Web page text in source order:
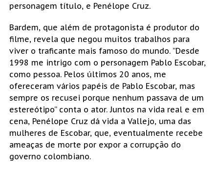
personagem título, e Penélope Cruz.
Bardem, que além de protagonista é produtor do
filme, revela que negou muitos trabalhos para
viver o traficante mais famoso do mundo. “Desde
1998 me intrigo com o personagem Pablo Escobar,
como pessoa. Pelos últimos 20 anos, me
ofereceram vários papéis de Pablo Escobar, mas
sempre os recusei porque nenhum passava de um
estereótipo” conta o ator. Juntos na vida real e em
cena, Penélope Cruz dá vida a Vallejo, uma das
mulheres de Escobar, que, eventualmente recebe
ameaças de morte por expor a corrupção do
governo colombiano.